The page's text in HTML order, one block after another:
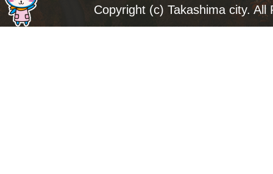
ジ
Copyright (c) Takashima city. All